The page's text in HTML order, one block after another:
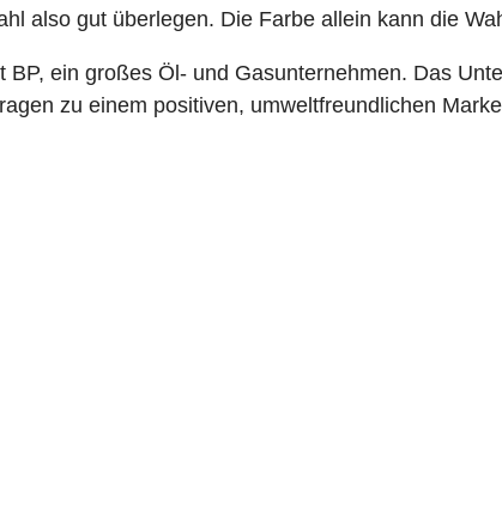
also gut überlegen. Die Farbe allein kann die
ein großes Öl- und Gasunternehmen. Das
zu einem positiven, umweltfreundlichen